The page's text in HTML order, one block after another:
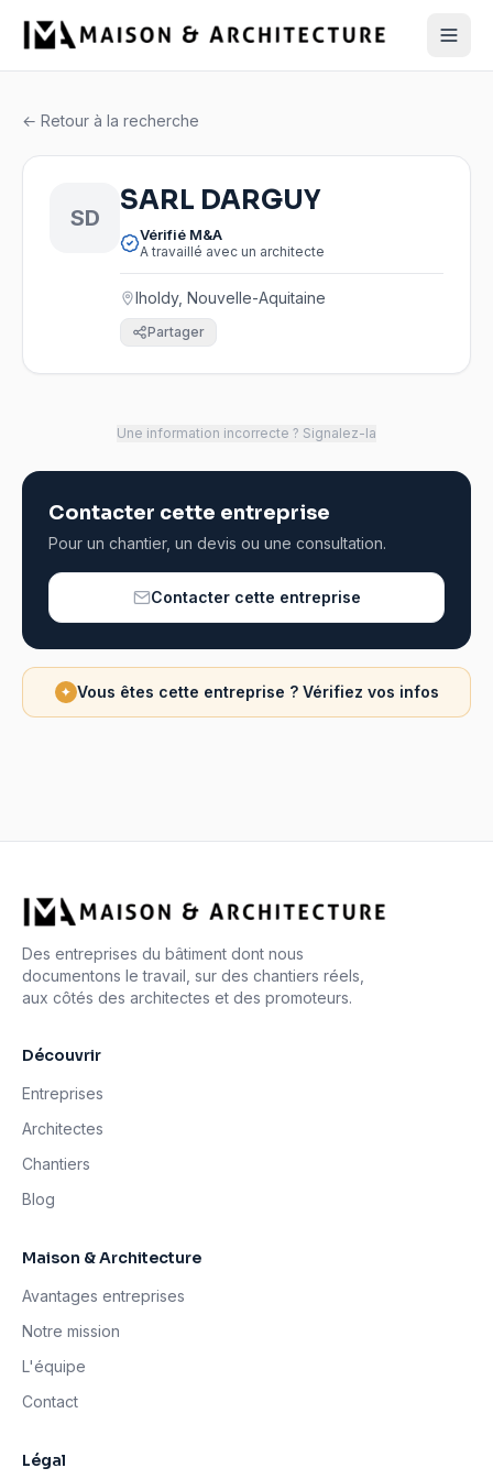
← Retour à la recherche
SD
SARL DARGUY
Vérifié M&A
A travaillé avec un architecte
Iholdy, Nouvelle-Aquitaine
Partager
Une information incorrecte ? Signalez-la
Contacter cette entreprise
Pour un chantier, un devis ou une consultation.
Contacter cette entreprise
✦ Vous êtes cette entreprise ? Vérifiez vos infos
Des entreprises du bâtiment dont nous
documentons le travail, sur des chantiers réels,
aux côtés des architectes et des promoteurs.
Découvrir
Entreprises
Architectes
Chantiers
Blog
Maison & Architecture
Avantages entreprises
Notre mission
L'équipe
Contact
Légal